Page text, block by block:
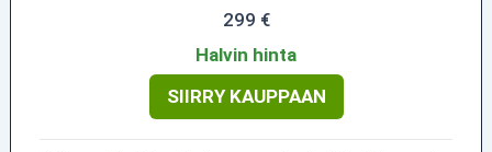
299 €
Halvin hinta
SIIRRY KAUPPAAN